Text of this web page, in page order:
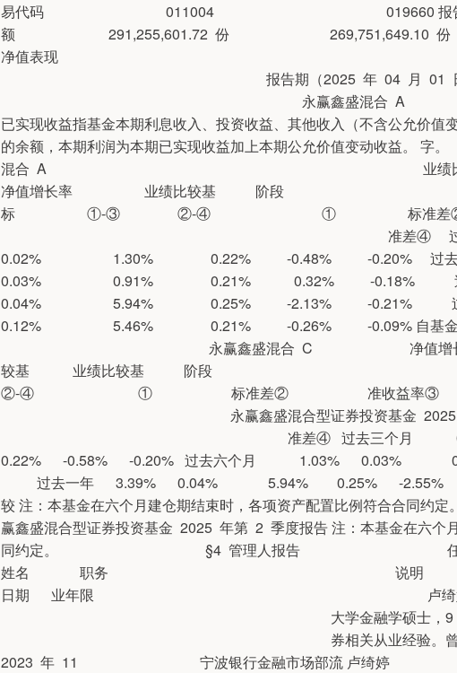
易代码 011004 019660 报告期末下属
额 291,255,601.72 份 269,751,649.10
净值表现 单位：
报告期（2025 年 04 月 01 日-2025 年
永赢鑫盛混合 A 永赢鑫盛混
已实现收益指基金本期利息收入、投资收益、其他收入（不含公允价值
的余额，本期利润为本期已实现收益加上本期公允
混合 A 业绩比较基
净值增长率 业绩比较基
标 ①-③ ②-④ ① 标准差②
准差④ 过去三个
0.02% 1.30% 0.22% -0.48% -0.20%
0.03% 0.91% 0.21% 0.32% -0.18%
0.04% 5.94% 0.25% -2.13% -0.21%
0.12% 5.46% 0.21% -0.26% -0.09% 自基金
永赢鑫盛混合 C 净值增长率
较基 业绩比较
②-④ ① 标准差② 准收益率③ 准
永赢鑫盛混合型证券投资基金 2025 年第
准差④ 过去三个月 0.72%
0.22% -0.58% -0.20% 过去六个月 1.03% 0.03%
过去一年 3.39% 0.04% 5.94% 0.25% -2.55% -
较 注：本基金在六个月建仓期结束时，各项资
赢鑫盛混合型证券投资基金 2025 年第 2 季度报告 注：本基金在六个
同约定。 §4 管理人报告 任本基金
姓名 职务 说明 任
日期 业年限 卢绮婷女士，
大学金融学硕士，9 年
券相关从业经验。曾任 固定
2023 年 11 宁波银行金融市场